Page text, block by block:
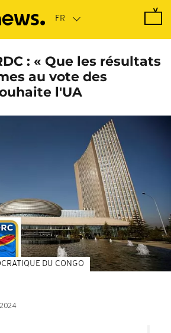
: « Que les résultats
au vote des
l'UA
DU CONGO